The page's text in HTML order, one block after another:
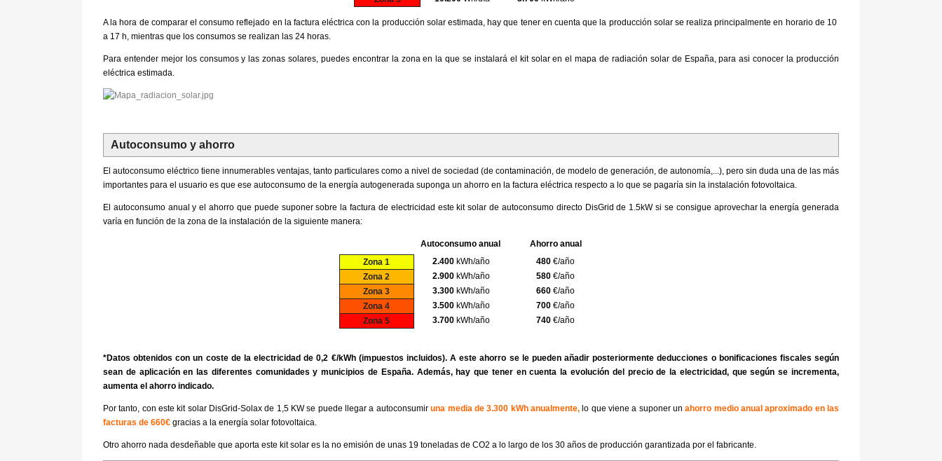
A la hora de comparar el consumo reflejado en la factura eléctrica con la producción solar estimada, hay que tener en cuenta que la producción solar se realiza principalmente en horario de 10
a 17 h, mientras que los consumos se realizan las 24 horas.
Para entender mejor los consumos y las zonas solares, puedes encontrar la zona en la que se instalará el kit solar en el mapa de radiación solar de España, para asi conocer la producción
eléctrica estimada.
Autoconsumo y ahorro
El autoconsumo eléctrico tiene innumerables ventajas, tanto particulares como a nivel de sociedad (de contaminación, de modelo de generación, de autonomía,...), pero sin duda una de las más
importantes para el usuario es que ese autoconsumo de la energía autogenerada suponga un ahorro en la factura eléctrica respecto a lo que se pagaría sin la instalación fotovoltaica.
El autoconsumo anual y el ahorro que puede suponer sobre la factura de electricidad este kit solar de autoconsumo directo DisGrid de 1.5kW si se consigue aprovechar la energía generada
varía en función de la zona de la instalación de la siguiente manera:
Autoconsumo anual
Ahorro anual
Zona 1
2.400 kWh/año 480 €/año
Zona 2
2.900 kWh/año 580 €/año
Zona 3
3.300 kWh/año 660 €/año
Zona 4
3.500 kWh/año 700 €/año
Zona 5
3.700 kWh/año 740 €/año
*Datos obtenidos con un coste de la electricidad de 0,2 €/kWh (impuestos incluidos). A este ahorro se le pueden añadir posteriormente deducciones o bonificaciones fiscales según
sean de aplicación en las diferentes comunidades y municipios de España. Además, hay que tener en cuenta la evolución del precio de la electricidad, que según se incrementa,
aumenta el ahorro indicado.
Por tanto, con este kit solar DisGrid-Solax de 1,5 KW se puede llegar a autoconsumiruna media de 3.300 kWh anualmente, lo que viene a suponer un ahorro medio anual aproximado en las
facturas de 660€ gracias a la energía solar fotovoltaica.
Otro ahorro nada desdeñable que aporta este kit solar es la no emisión de unas 19 toneladas de CO2 a lo largo de los 30 años de producción garantizada por el fabricante.